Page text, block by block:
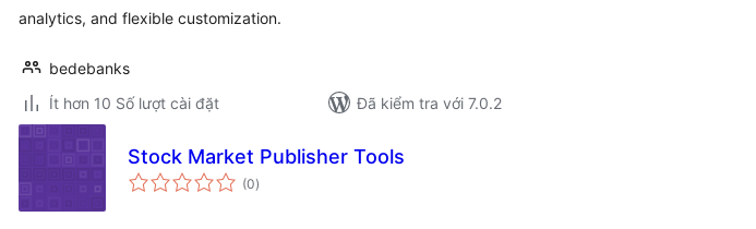
analytics, and flexible customization.
bedebanks
Ít hơn 10 Số lượt cài đặt
Đã kiểm tra với 7.0.2
Stock Market Publisher Tools
(0tổng
đánh
)